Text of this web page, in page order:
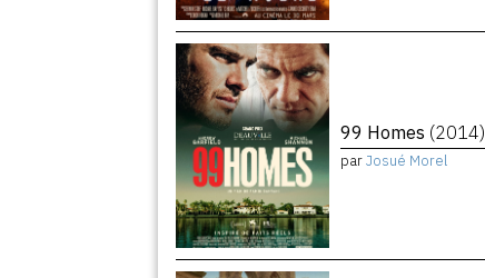
99 Homes (2014)
parJosué Morel